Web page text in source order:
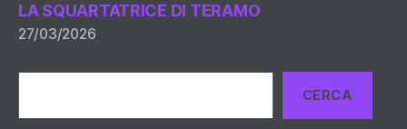
LA SQUARTATRICE DI TERAMO
27/03/2026
CERCA